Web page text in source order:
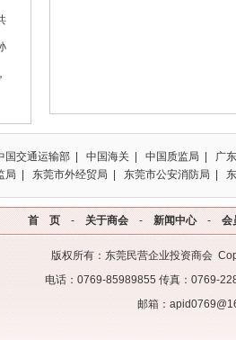
国交通运输部 | 中国海关 | 中国质监局 | 广
局 | 东莞市外经贸局 | 东莞市公安消防局 |
首 页- 关于商会 - 新闻中心-会
版权所有：东莞民营企业投资商会
电话：0769-85989855 传真：0769-
邮箱：